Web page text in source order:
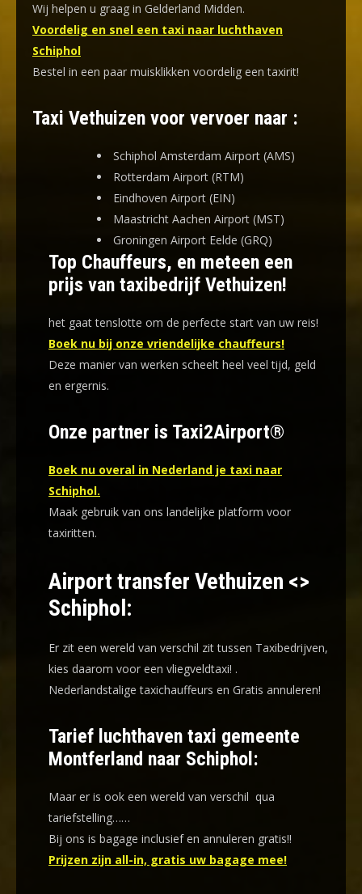
Wij helpen u graag in Gelderland Midden.
Voordelig en snel een taxi naar luchthaven
Schiphol
Bestel in een paar muisklikken voordelig een taxirit!
Taxi Vethuizen voor vervoer naar :
Schiphol Amsterdam Airport (AMS)
Rotterdam Airport (RTM)
Eindhoven Airport (EIN)
Maastricht Aachen Airport (MST)
Groningen Airport Eelde (GRQ)
Top Chauffeurs, en meteen een
prijs van taxibedrijf Vethuizen!
het gaat tenslotte om de perfecte start van uw reis!
Boek nu bij onze vriendelijke chauffeurs!
Deze manier van werken scheelt heel veel tijd, geld
en ergernis.
Onze partner is Taxi2Airport®
Boek nu overal in Nederland je taxi naar
Schiphol.
Maak gebruik van ons landelijke platform voor
taxiritten.
Airport transfer Vethuizen <>
Schiphol:
Er zit een wereld van verschil zit tussen Taxibedrijven,
kies daarom voor een vliegveldtaxi! .
Nederlandstalige taxichauffeurs en Gratis annuleren!
Tarief luchthaven taxi gemeente
Montferland naar Schiphol:
Maar er is ook een wereld van verschil qua
tariefstelling……
Bij ons is bagage inclusief en annuleren gratis!!
Prijzen zijn all-in, gratis uw bagage mee!